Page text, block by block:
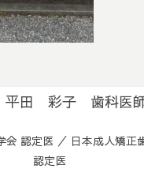
田 彩子 歯科医
会 認定医 ／ 日本成人矯正
認定医